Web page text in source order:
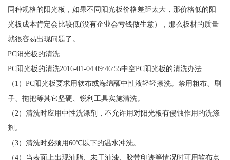
同种规格的阳光板，如果不同阳光板价格差距太大，那价格低的阳
光板成本肯定会比较低(没有企业会亏钱做生意），那么板材的质量
就很容易出现问题了。
PC阳光板的清洗
PC阳光板的清洗2016-01-04 09:46:55中空PC阳光板的清洗办法
（1）PC阳光板要求用软布或海绵蘸中性液轻轻擦洗。禁用粗布、刷
子、拖把等其它坚硬、锐利工具实施清洗。
（2）清洗时应用中性洗涤剂，不允许用对阳光板有侵蚀作用的洗涤
剂。
（3）清洗时必须用60℃以下的温水冲洗。
（4）当表面上出现油脂、未干油漆、胶带印迹等情况时可用软布点